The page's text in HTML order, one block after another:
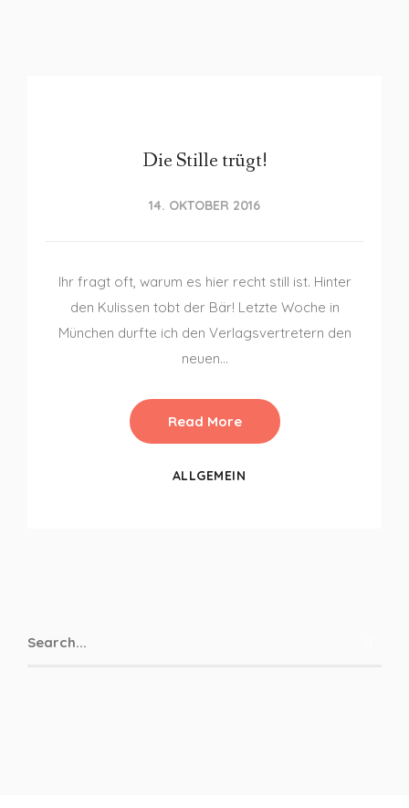
Die Stille trügt!
14. OKTOBER 2016
Ihr fragt oft, warum es hier recht still ist. Hinter
den Kulissen tobt der Bär! Letzte Woche in
München durfte ich den Verlagsvertretern den
neuen…
Read More
ALLGEMEIN